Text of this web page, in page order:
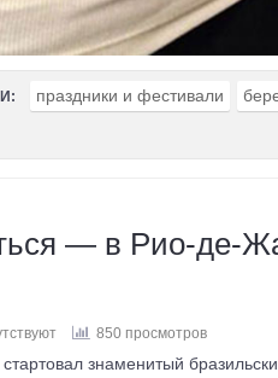
праздники и фестивали
— в Рио-де-
850 просмотров
знаменитый